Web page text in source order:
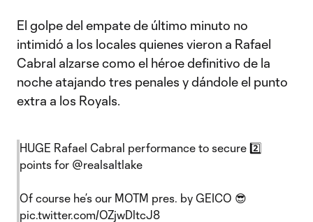
El golpe del empate de último minuto no
intimidó a los locales quienes vieron a Rafael
Cabral alzarse como el héroe definitivo de la
noche atajando tres penales y dándole el punto
extra a los Royals.
HUGE Rafael Cabral performance to secure 2️⃣
points for @realsaltlake
Of course he’s our MOTM pres. by GEICO 😎
pic.twitter.com/OZjwDltcJ8